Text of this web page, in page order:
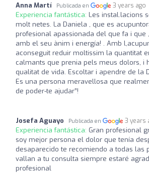
Anna Martí Publicada en 3 years ago
Experiencia fantástica: Les instal.lacions
molt netes. La Daniela , que es
profesional apassionada del que fa i que
amb el seu ànim i energía! . Amb
aconseguit reduir moltissim la quantitat
calmants que prenia pels meus dolors, i
qualitat de vida. Escoltar i apendre de la
Es una persona meravellosa que
de poder-te ajudar”!
Josefa Aguayo Publicada en 3 years
Experiencia fantástica: Gran profesional
soy mejor persona el dolor que tenía
desaparecido te recomiendo a todas las
vallan a tu consulta siempre estaré
profesional